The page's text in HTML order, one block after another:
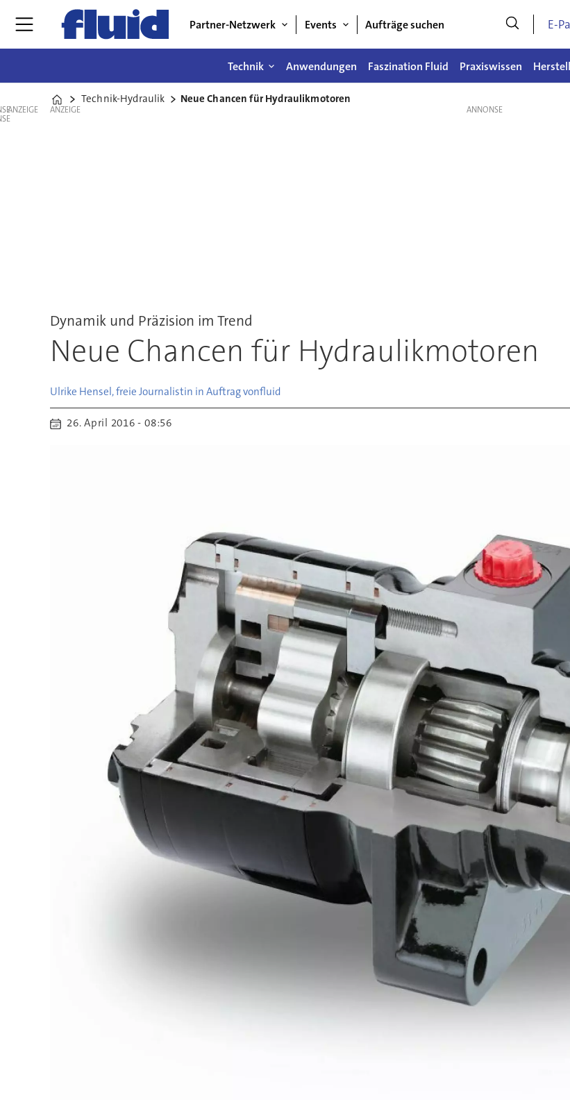
Partner-Netzwerk Events Aufträge suchen E-
Technik Anwendungen Faszination Fluid Praxiswissen
Home
Technik-Hydraulik Neue Chancen für Hydraulikmotoren
ANZEIGE ANZEIGE
Dynamik und Präzision im Trend
Neue Chancen für Hydraulikmotoren
Ulrike Hensel, freie Journalistin in Auftrag vonfluid
26. April 2016 - 08:56